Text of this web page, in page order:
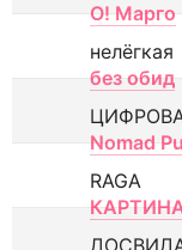
О! Марго
нелёгкая
без обид
Nomad
RAGA